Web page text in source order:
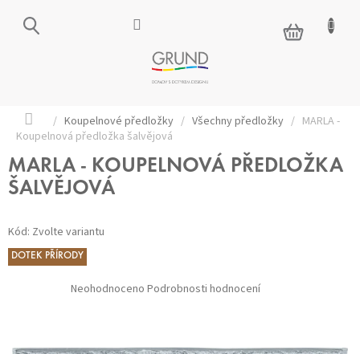
NÁKUPNÍ
KOŠÍK
Domů
/ Koupelnové předložky / Všechny předložky / MARLA -
Koupelnová předložka šalvějová
MARLA - KOUPELNOVÁ PŘEDLOŽKA
ŠALVĚJOVÁ
Kód: Zvolte variantu
DOTEK PŘÍRODY
Průměrné
hodnocení
hvězdiček.
Neohodnoceno Podrobnosti hodnocení